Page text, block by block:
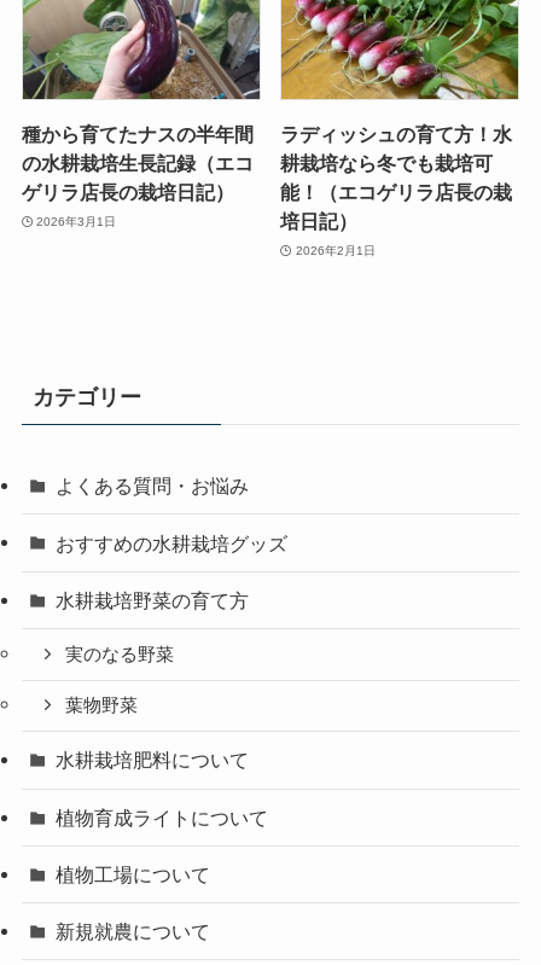
種から育てたナスの半年間
の水耕栽培生長記録（エコ
ゲリラ店長の栽培日記）
2026年3月1日
ラディッシュの育て方！水
耕栽培なら冬でも栽培可
能！（エコゲリラ店長の栽
培日記）
2026年2月1日
カテゴリー
よくある質問・お悩み
おすすめの水耕栽培グッズ
水耕栽培野菜の育て方
実のなる野菜
葉物野菜
水耕栽培肥料について
植物育成ライトについて
植物工場について
新規就農について